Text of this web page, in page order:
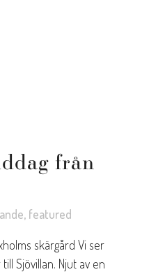
från
, featured
skärgård Vi ser
Sjövillan. Njut av en